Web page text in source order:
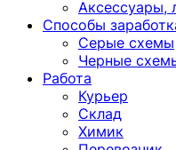
Аксессуары,
Способы
Серые схемы
Черные
Работа
Курьер
Склад
Химик